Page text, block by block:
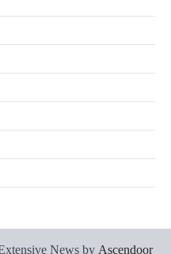
News by Ascendoor